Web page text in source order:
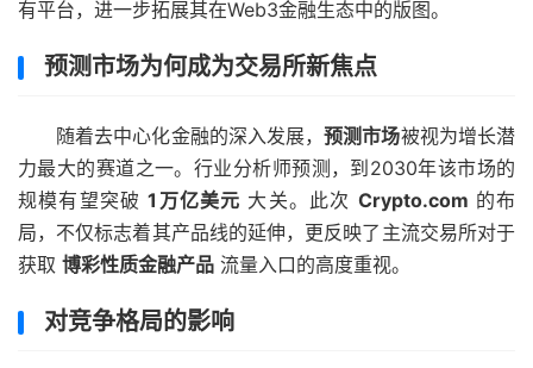
有平台，进一步拓展其在Web3金融生态中的版图。
预测市场为何成为交易所新焦点
随着去中心化金融的深入发展，预测市场被视为增长潜
力最大的赛道之一。行业分析师预测，到2030年该市场的
规模有望突破1万亿美元 大关。此次 Crypto.com 的布
局，不仅标志着其产品线的延伸，更反映了主流交易所对于
获取 博彩性质金融产品 流量入口的高度重视。
对竞争格局的影响